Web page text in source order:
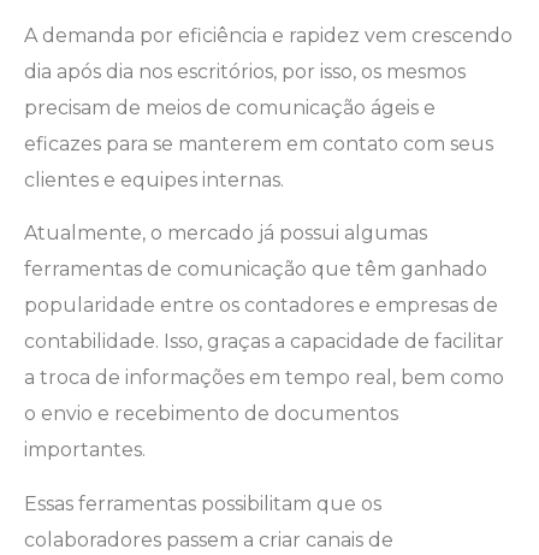
A demanda por eficiência e rapidez vem crescendo
dia após dia nos escritórios, por isso, os mesmos
precisam de meios de comunicação ágeis e
eficazes para se manterem em contato com seus
clientes e equipes internas.
Atualmente, o mercado já possui algumas
ferramentas de comunicação que têm ganhado
popularidade entre os contadores e empresas de
contabilidade. Isso, graças a capacidade de facilitar
a troca de informações em tempo real, bem como
o envio e recebimento de documentos
importantes.
Essas ferramentas possibilitam que os
colaboradores passem a criar canais de